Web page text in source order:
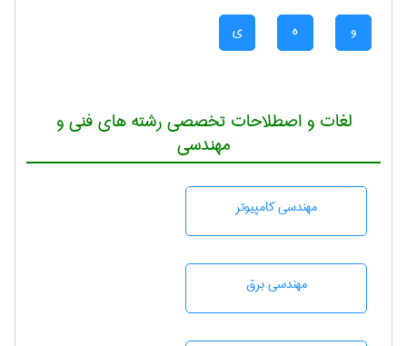
و ه ی
لغات و اصطلاحات تخصصی رشته های فنی و
مهندسی
مهندسی كامپيوتر
مهندسی برق